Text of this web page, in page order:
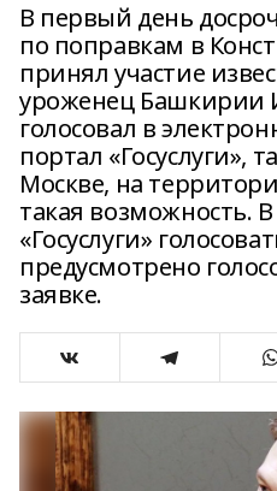
В первый день
по поправкам в
принял участие
уроженец Башкирии
голосовал в
портал «Госуслуги»,
Москве, на
такая возможность.
«Госуслуги»
предусмотрено
заявке.